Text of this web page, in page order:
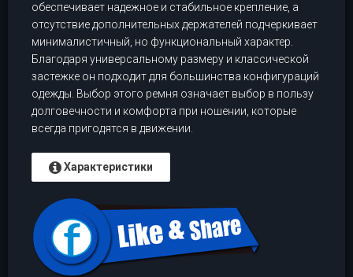
обеспечивает надежное и стабильное крепление, а
отсутствие дополнительных держателей подчеркивает
минималистичный, но функциональный характер.
Благодаря универсальному размеру и классической
застежке он подходит для большинства конфигураций
одежды. Выбор этого ремня означает выбор в пользу
долговечности и комфорта при ношении, которые
всегда пригодятся в движении.
Характеристики